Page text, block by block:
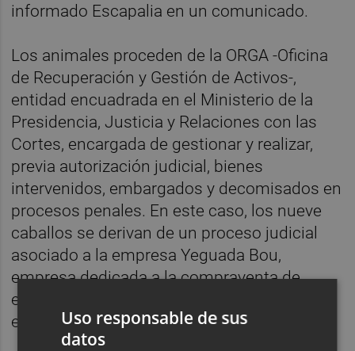
informado Escapalia en un comunicado.
Los animales proceden de la ORGA -Oficina
de Recuperación y Gestión de Activos-,
entidad encuadrada en el Ministerio de la
Presidencia, Justicia y Relaciones con las
Cortes, encargada de gestionar y realizar,
previa autorización judicial, bienes
intervenidos, embargados y decomisados en
procesos penales. En este caso, los nueve
caballos se derivan de un proceso judicial
asociado a la empresa Yeguada Bou,
empresa dedicada a la compraventa de
equinos y cría de caballos de pura raza
española, árabe e hispano-árabe.
Uso responsable de sus
datos